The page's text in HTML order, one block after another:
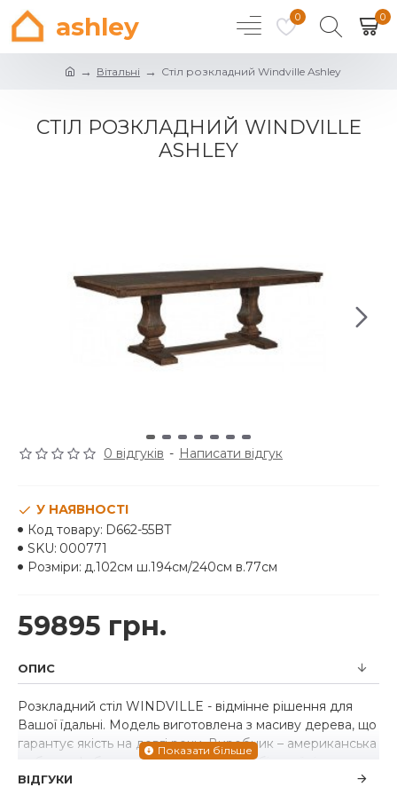
ashley 0 0
Вітальні Стіл розкладний Windville Ashley
СТІЛ РОЗКЛАДНИЙ WINDVILLE
ASHLEY
0 відгуків - Написати відгук
59895 грн.
У НАЯВНОСТІ
Код товару: D662-55BT
SKU: 000771
Розміри: д.102см ш.194см/240см в.77см
ОПИС
Розкладний стіл WINDVILLE - відмінне рішення для
Вашої їдальні. Модель виготовлена ​​з масиву дерева, що
гарантує якість на довгі роки. Виробник – американська
меблева фабрика «Ashley». Стіл для обідньої кімнати
Windville привносить сучасний американський дизайн
ВІДГУКИ